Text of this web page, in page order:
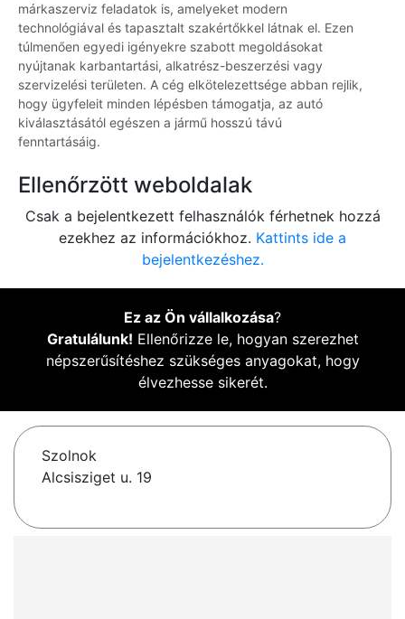
márkaszerviz feladatok is, amelyeket modern
technológiával és tapasztalt szakértőkkel látnak el. Ezen
túlmenően egyedi igényekre szabott megoldásokat
nyújtanak karbantartási, alkatrész-beszerzési vagy
szervizelési területen. A cég elkötelezettsége abban rejlik,
hogy ügyfeleit minden lépésben támogatja, az autó
kiválasztásától egészen a jármű hosszú távú
fenntartásáig.
Ellenőrzött weboldalak
Csak a bejelentkezett felhasználók férhetnek hozzá
ezekhez az információkhoz. Kattints ide a
bejelentkezéshez.
Ez az Ön vállalkozása?
Gratulálunk! Ellenőrizze le, hogyan szerezhet
népszerűsítéshez szükséges anyagokat, hogy
élvezhesse sikerét.
Szolnok
Alcsisziget u. 19